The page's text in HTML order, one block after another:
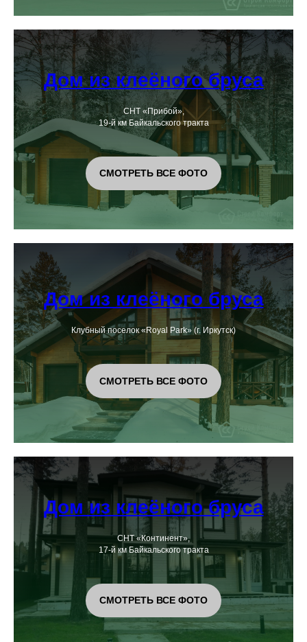
Дом из клеёного бруса
СНТ «Прибой»,
19-й км Байкальского тракта
СМОТРЕТЬ ВСЕ ФОТО
Дом из клеёного бруса
Клубный поселок «Royal Park» (г. Иркутск)
СМОТРЕТЬ ВСЕ ФОТО
Дом из клеёного бруса
СНТ «Континент»,
17-й км Байкальского тракта
СМОТРЕТЬ ВСЕ ФОТО